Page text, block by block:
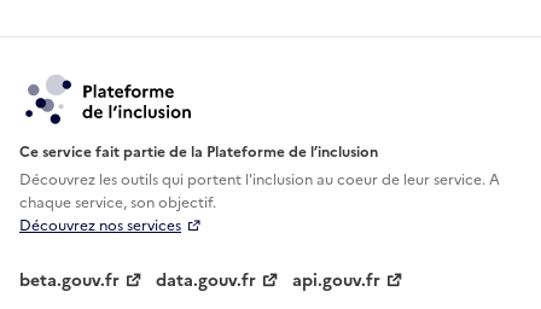
Ce service fait partie de la Plateforme de l’inclusion
Découvrez les outils qui portent l'inclusion aucoeur de leur service. A
chaque service, son objectif.
Découvrez nos services
beta.gouv.fr data.gouv.fr api.gouv.fr